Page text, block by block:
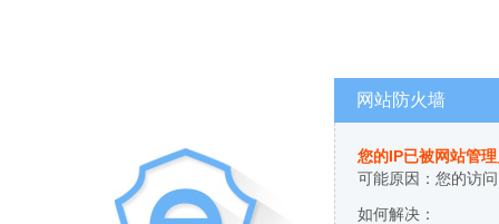
网站防火墙
您的IP已被网站管
可能原因：您的访
如何解决：